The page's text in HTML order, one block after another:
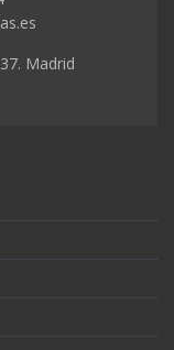
Madrid